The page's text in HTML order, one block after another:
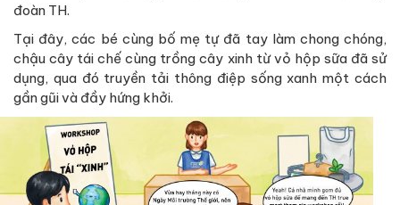
đoàn TH.
Tại đây, các bé cùng bố mẹ tự đã tay làm chong chóng,
chậu cây tái chế cùng trồng cây xinh từ vỏ hộp sữa đã sử
dụng, qua đó truyền tải thông điệp sống xanh một cách
gần gũi và đầy hứng khởi.